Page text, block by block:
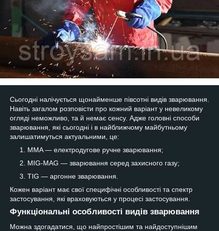
Сьогодні налічується щонайменше півсотні видів зварювання.
Навіть загалом розповісти про кожний варіант у невеликому
огляді неможливо, та й немає сенсу. Адже головні способи
зварювання, які сьогодні і в найближчому майбутньому
залишатимуться актуальними, це:
MMA — електродугове ручне зварювання;
MIG-MAG — зварювання серед захисного газу;
TIG — аргонне зварювання.
Кожен варіант має свої специфічні особливості та спектр
застосування, які враховуються у процесі застосування.
Функціональні особливості видів зварювання
Можна здогадатися, що найпростішим та найдоступнішим